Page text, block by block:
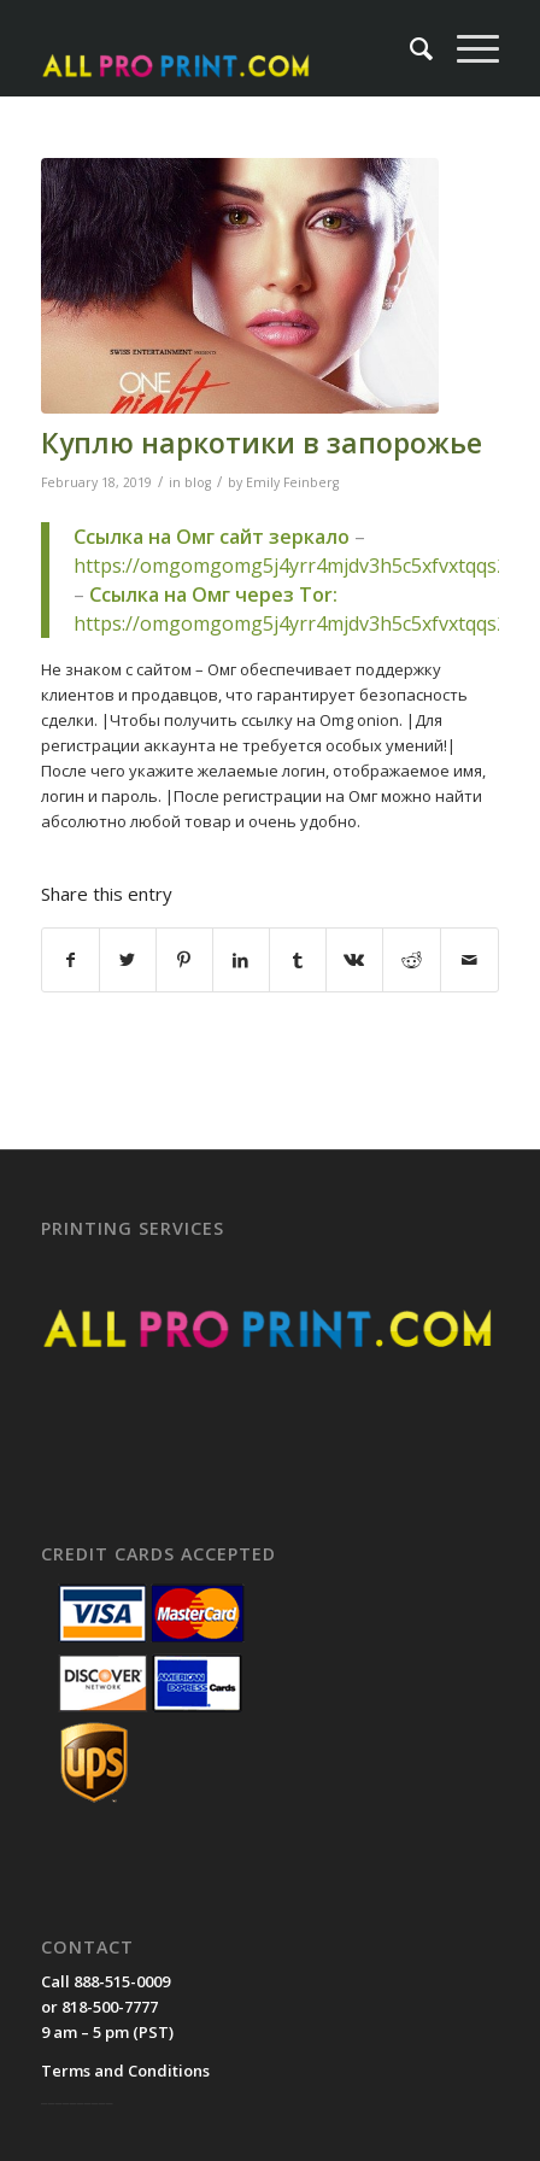
Куплю наркотики в запорожье
February 18, 2019 / in blog / by Emily Feinberg
Ссылка на Омг сайт зеркало –
https://
– Ссылка на Омг через Tor:
https://
Не знаком с сайтом – Омг обеспечивает поддержку
клиентов и продавцов, что гарантирует безопасность
сделки. |Чтобы получить ссылку на Omg onion. |Для
регистрации аккаунта не требуется особых умений!|
После чего укажите желаемые логин, отображаемое имя,
логин и пароль. |После регистрации на Омг можно найти
абсолютно любой товар и очень удобно.
Share this entry
PRINTING SERVICES
CREDIT CARDS ACCEPTED
CONTACT
Call 888-515-0009
or 818-500-7777
9 am – 5 pm (PST)
Terms and Conditions